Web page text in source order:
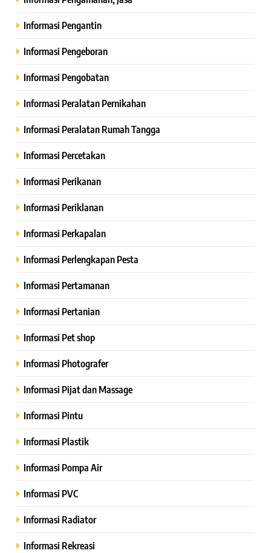
Informasi Pengantin
Informasi Pengeboran
Informasi Pengobatan
Informasi Peralatan Pernikahan
Informasi Peralatan Rumah Tangga
Informasi Percetakan
Informasi Perikanan
Informasi Periklanan
Informasi Perkapalan
Informasi Perlengkapan Pesta
Informasi Pertamanan
Informasi Pertanian
Informasi Pet shop
Informasi Photografer
Informasi Pijat dan Massage
Informasi Pintu
Informasi Plastik
Informasi Pompa Air
Informasi PVC
Informasi Radiator
Informasi Rekreasi